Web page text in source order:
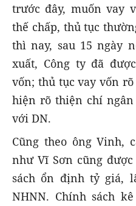
trước đây, muốn vay
thế chấp, thủ tục
thì nay, sau 15 ngày
xuất, Công ty đã
vốn; thủ tục vay vốn
hiện rõ thiện chí
với DN.
Cũng theo ông Vinh,
như Vĩ Sơn cũng
sách ổn định tỷ giá,
NHNN. Chính sách